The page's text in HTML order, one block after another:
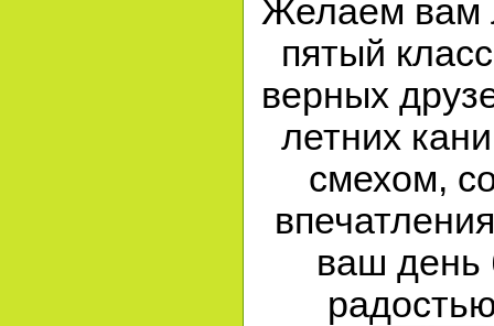
Желаем вам
пятый
верных
летних
смехом,
ваш день